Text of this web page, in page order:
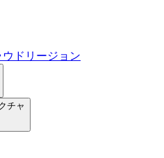
ドリージョン
チャ